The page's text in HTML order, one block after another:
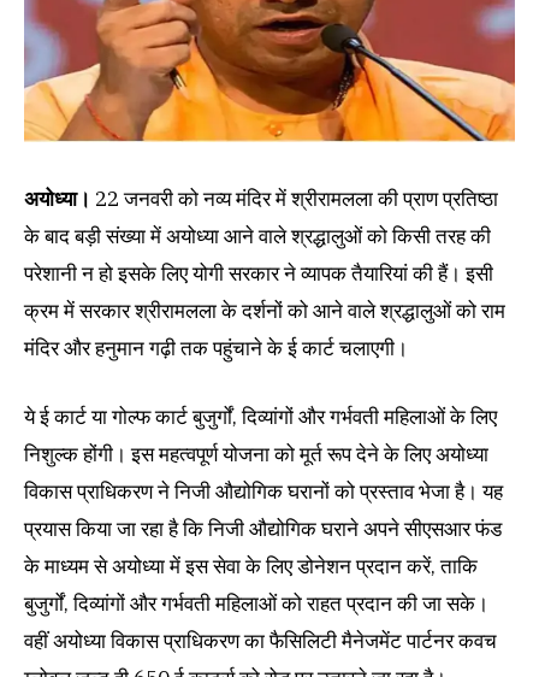
अयोध्या। 22 जनवरी को नव्य मंदिर में श्रीरामलला की प्राण प्रतिष्ठा
के बाद बड़ी संख्या में अयोध्या आने वाले श्रद्धालुओं को किसी तरह की
परेशानी न हो इसके लिए योगी सरकार ने व्यापक तैयारियां की हैं। इसी
क्रम में सरकार श्रीरामलला के दर्शनों को आने वाले श्रद्धालुओं को राम
मंदिर और हनुमान गढ़ी तक पहुंचाने के ई कार्ट चलाएगी।
ये ई कार्ट या गोल्फ कार्ट बुजुर्गों, दिव्यांगों और गर्भवती महिलाओं के लिए
निशुल्क होंगी। इस महत्वपूर्ण योजना को मूर्त रूप देने के लिए अयोध्या
विकास प्राधिकरण ने निजी औद्योगिक घरानों को प्रस्ताव भेजा है। यह
प्रयास किया जा रहा है कि निजी औद्योगिक घराने अपने सीएसआर फंड
के माध्यम से अयोध्या में इस सेवा के लिए डोनेशन प्रदान करें, ताकि
बुजुर्गों, दिव्यांगों और गर्भवती महिलाओं को राहत प्रदान की जा सके।
वहीं अयोध्या विकास प्राधिकरण का फैसिलिटी मैनेजमेंट पार्टनर कवच